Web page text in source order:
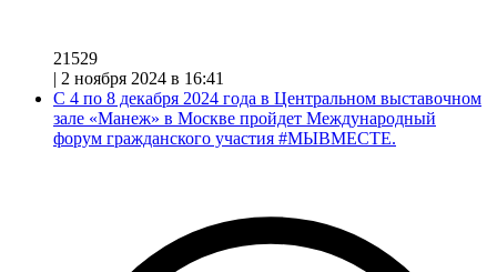
21529
2 ноября 2024 в 16:41
С 4 по 8 декабря 2024 года в Центральном выставочном
зале «Манеж» в Москве пройдет Международный
форум гражданского участия #МЫВМЕСТЕ.